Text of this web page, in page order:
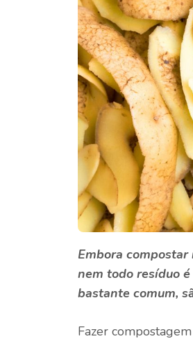
Embora
nem todo resíduo
bastante comum,
Fazer